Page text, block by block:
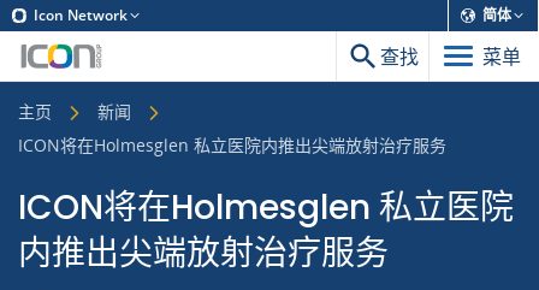
Icon Network 简体
查找 菜单
主页
新闻
ICON将在Holmesglen 私立医院内推出尖端放射治疗服务
ICON将在Holmesglen 私立医院
内推出尖端放射治疗服务